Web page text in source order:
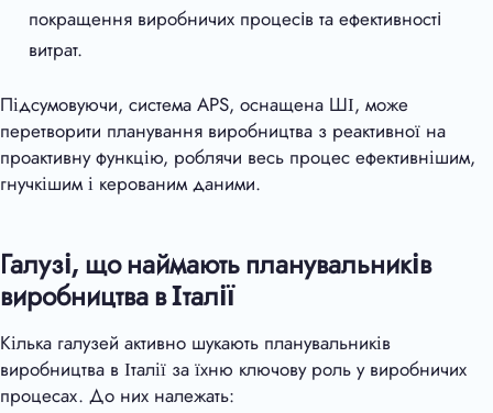
покращення виробничих процесів та ефективності
витрат.
Підсумовуючи, система APS, оснащена ШІ, може
перетворити планування виробництва з реактивної на
проактивну функцію, роблячи весь процес ефективнішим,
гнучкішим і керованим даними.
Галузі, що наймають планувальників
виробництва в Італії
Кілька галузей активно шукають планувальників
виробництва в Італії за їхню ключову роль у виробничих
процесах. До них належать: